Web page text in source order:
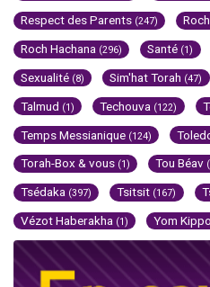
Respect des Parents (247)
Roch Hachana (296) Santé (1)
Sexualité (8) Sim'hat Torah (47)
Talmud (1) Techouva (122)
Temps Messianique (124)
Torah-Box & vous (1) Tou Béav
Tsédaka (397) Tsitsit (167)
Vézot Haberakha (1) Yom